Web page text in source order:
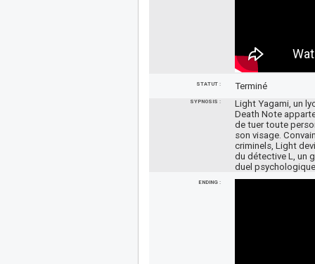
STATUT : Terminé
SYPNOSIS :
Light Yagami, un
Death Note
de tuer toute
son visage.
criminels, Light
du détective L, un
duel
ENDING :